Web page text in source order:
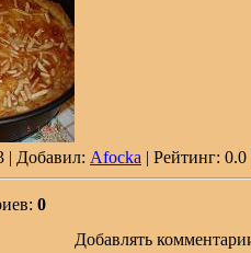
| Добавил: Afocka | Рейтинг: 0.0
0
Добавлять